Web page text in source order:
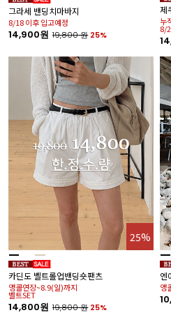
그라세 밴딩치마바지
8/18 이후 입고예정
14,900원 19,800원 25%
제
누
8/
25%
카딘도 벨트롤업밴딩숏팬츠
앵콜연장~8.9(일)까지
벨트SET
14,800원 19,800원 25%
엔
앵